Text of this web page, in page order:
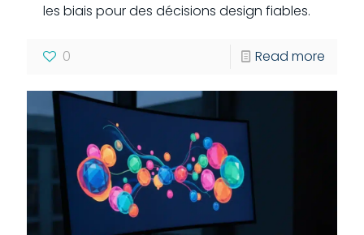
les biais pour des décisions design fiables.
0 Read more